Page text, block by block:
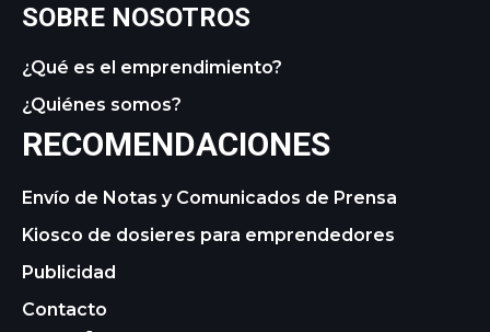
SOBRE NOSOTROS
¿Qué es el emprendimiento?
¿Quiénes somos?
RECOMENDACIONES
Envío de Notas y Comunicados de Prensa
Kiosco de dosieres para emprendedores
Publicidad
Contacto